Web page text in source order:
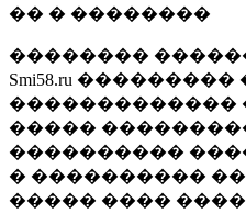
�� � ��������
��������
Smi58.ru ���������
�������������
�����
����������
� ����������
����� ����